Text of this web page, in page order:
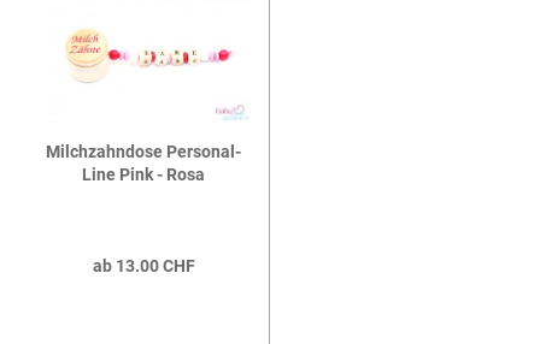
Milchzahndose Personal-
Line Pink - Rosa
ab 13.00 CHF